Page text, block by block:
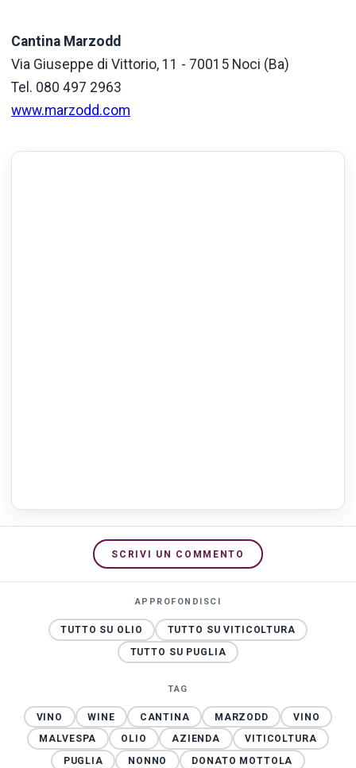
Cantina Marzodd
Via Giuseppe di Vittorio, 11 - 70015 Noci (Ba)
Tel. 080 497 2963
www.marzodd.com
SCRIVI UN COMMENTO
APPROFONDISCI
TUTTO SU OLIO
TUTTO SU VITICOLTURA
TUTTO SU PUGLIA
TAG
VINO WINE CANTINA MARZODD
VINO
MALVESPA
OLIO AZIENDA
VITICOLTURA
PUGLIA
NONNO DONATO MOTTOLA